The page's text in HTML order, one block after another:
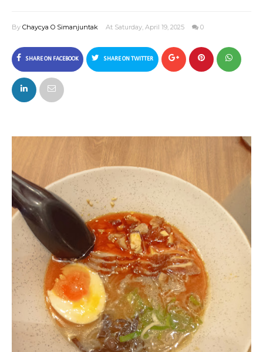
By Chaycya O Simanjuntak At Saturday, April 19, 2025 0
SHARE ON FACEBOOK SHARE ON TWITTER